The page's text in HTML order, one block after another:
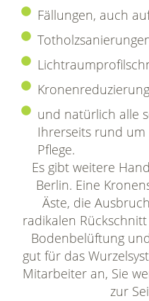
Fällungen, auch
und natürlich alle
Ihrerseits rund
Pflege.
Es gibt weitere
Berlin. Eine
Äste, die
radikalen
Bodenbelüftung
gut für das
Mitarbeiter an, Sie
zur